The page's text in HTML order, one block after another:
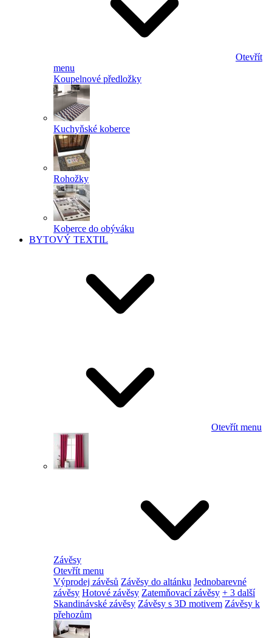
Otevřít
menu
Koupelnové předložky
Kuchyňské koberce
Rohožky
Koberce do obýváku
BYTOVÝ TEXTIL
Otevřít menu
Závěsy
Otevřít menu
Výprodej závěsů Závěsy do altánku Jednobarevné
závěsy Hotové závěsy Zatemňovací závěsy + 3 další
Skandinávské závěsy Závěsy s 3D motivem Závěsy k
přehozům